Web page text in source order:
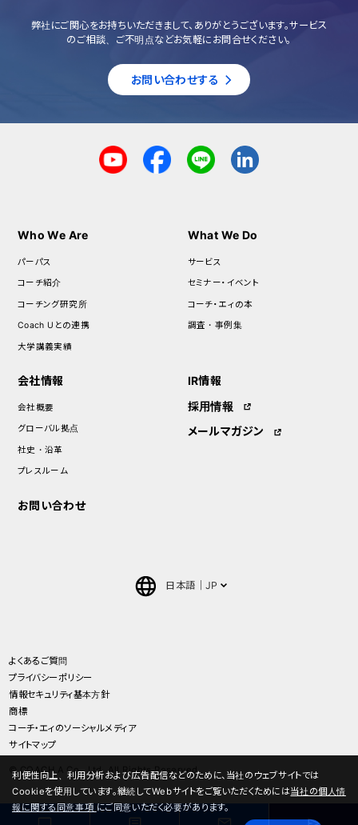
弊社にご関心をお持ちいただきまして、ありがとうございます。サービス
のご相談、ご不明点などお気軽にお問合せください。
お問い合わせする
Who We Are
パーパス
コーチ紹介
コーチング研究所
Coach Uとの連携
大学講義実績
What We Do
サービス
セミナー・イベント
コーチ・エィの本
調査・事例集
会社情報
会社概要
グローバル拠点
社史・沿革
プレスルーム
IR情報
採用情報
メールマガジン
お問い合わせ
日本語 JP
よくあるご質問
プライバシーポリシー
情報セキュリティ基本方針
商標
コーチ・エィのソーシャルメディア
サイトマップ
© COACH A Co., Ltd. All Rights Reserved.
利便性向上、利用分析および広告配信などのために、当社のウェブサイトでは
Cookieを使用しています。継続してWebサイトをご覧いただくためには当社の個人情
報に関する同意事項 にご同意いただく必要があります。